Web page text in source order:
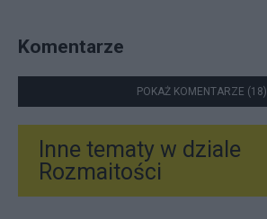
Komentarze
POKAŻ KOMENTARZE (18)
Inne tematy w dziale
Rozmaitości